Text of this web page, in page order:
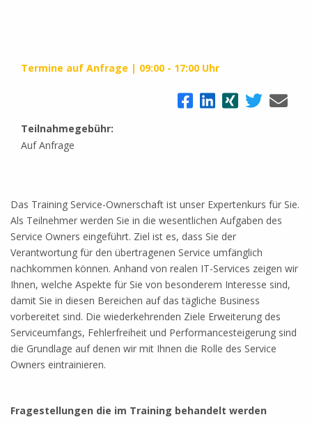
Termine auf Anfrage 09:00 - 17:00 Uhr
Teilnahmegebühr:
Auf Anfrage
Das Training Service-Ownerschaft ist unser Expertenkurs für Sie.
Als Teilnehmer werden Sie in die wesentlichen Aufgaben des
Service Owners eingeführt. Ziel ist es, dass Sie der
Verantwortung für den übertragenen Service umfänglich
nachkommen können. Anhand von realen IT-Services zeigen wir
Ihnen, welche Aspekte für Sie von besonderem Interesse sind,
damit Sie in diesen Bereichen auf das tägliche Business
vorbereitet sind. Die wiederkehrenden Ziele Erweiterung des
Serviceumfangs, Fehlerfreiheit und Performancesteigerung sind
die Grundlage auf denen wir mit Ihnen die Rolle des Service
Owners eintrainieren.
Fragestellungen die im Training behandelt werden